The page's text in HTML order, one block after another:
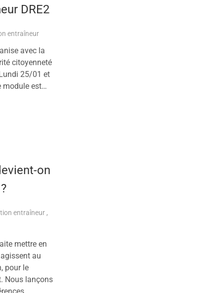
DRE2
entraîneur
avec la
citoyenneté
25/01 et
module est…
on
entraîneur
mettre en
au
pour le
Nous lançons